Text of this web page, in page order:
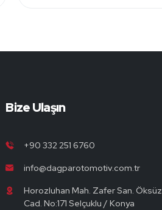
Bize Ulaşın
+90 332 251 6760
info@dagparotomotiv.com.tr
Horozluhan Mah. Zafer San. Öksüz
Cad. No:171 Selçuklu / Konya